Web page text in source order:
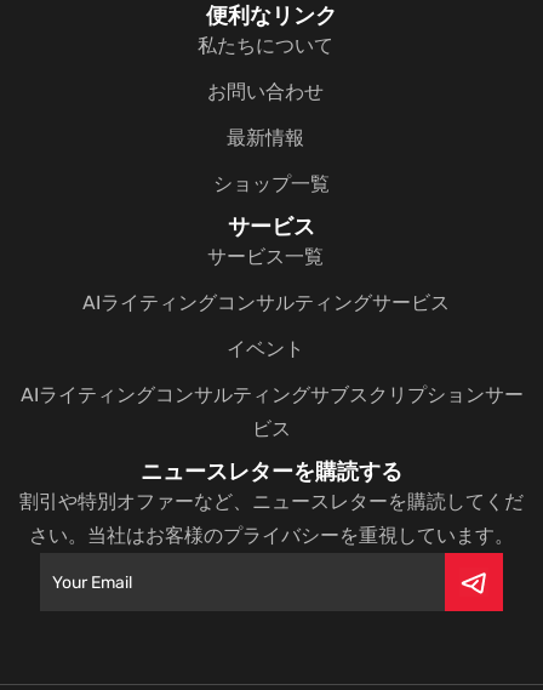
便利なリンク
私たちについて
お問い合わせ
最新情報
ショップ一覧
サービス
サービス一覧
AIライティングコンサルティングサービス
イベント
AIライティングコンサルティングサブスクリプションサー
ビス
ニュースレターを購読する
割引や特別オファーなど、ニュースレターを購読してくだ
さい。当社はお客様のプライバシーを重視しています。